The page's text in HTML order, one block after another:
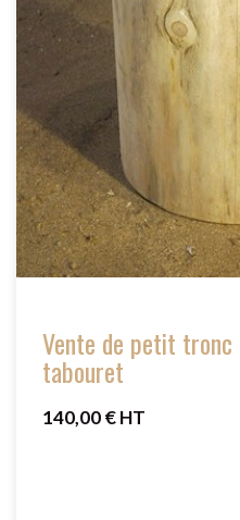
Vente de petit tronc
tabouret
140,00 € HT